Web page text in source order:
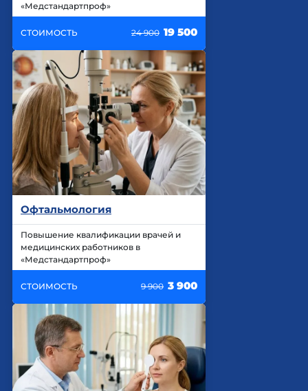
«Медстандартпроф»
СТОИМОСТЬ 24 900 19 500
Офтальмология
Повышение квалификации врачей и
медицинских работников в
«Медстандартпроф»
СТОИМОСТЬ 9 900 3 900